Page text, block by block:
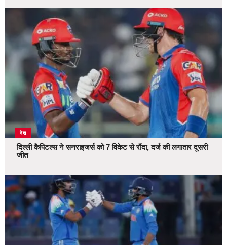
देश
दिल्ली कैपिटल्स ने सनराइजर्स को 7 विकेट से रौंदा, दर्ज की लगातार दूसरी
जीत